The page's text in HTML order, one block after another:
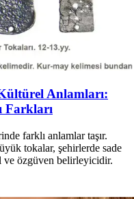
Anlamları:
Farkları
farklı anlamlar taşır.
tokalar, şehirlerde sade
ve özgüven belirleyicidir.